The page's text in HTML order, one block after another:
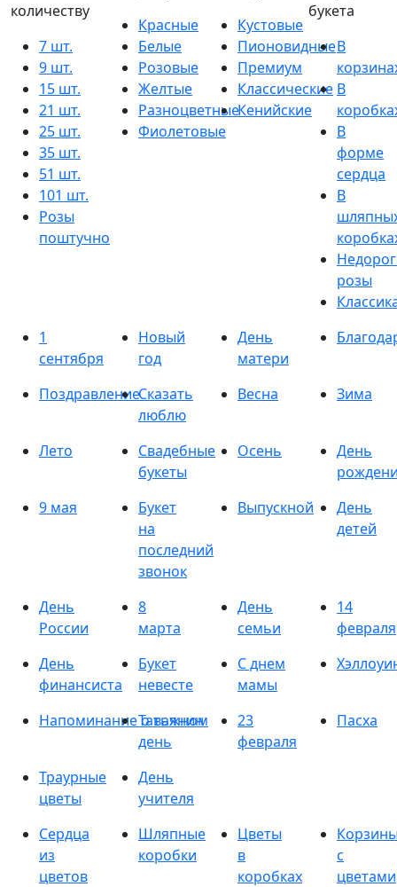
количеству
7 шт.
9 шт.
15 шт.
21 шт.
25 шт.
35 шт.
51 шт.
101 шт.
Розы
поштучно
Красные
Белые
Розовые
Желтые
Разноцветные
Фиолетовые
Кустовые
Пионовидные
Премиум
Классические
Кенийские
букета
В
В
В
форме
сердца
В
розы
1
сентября
Новый
год
День
матери
ПоздравлениеСказать
люблю
Весна Зима
Лето
Свадебные
букеты
Осень
День
9 мая
Букет
на
последний
звонок
Выпускной
День
детей
День
России
8
марта
День
семьи
14
февраля
День
финансиста
Букет
невесте
С днем
мамы
Напоминание о важном
Татьянин
день
23
февраля
Пасха
Траурные
цветы
День
учителя
Сердца
из
цветов
Шляпные
коробки
Цветы
в
коробках
с
цветами